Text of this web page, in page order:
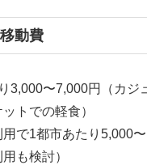
動費
3,000〜7,000円（カジ
トでの軽食）
で1都市あたり5,000
も検討）